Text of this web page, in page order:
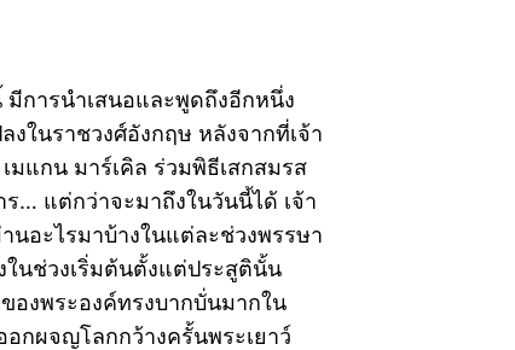
มีการนำเสนอและพูดถึงอีกหนึ่ง
งในราชวงศ์อังกฤษ หลังจากที่เจ้า
มแกน มาร์เคิล ร่วมพิธีเสกสมรส
ร… แต่กว่าจะมาถึงในวันนี้ได้ เจ้า
นอะไรมาบ้างในแต่ละช่วงพรรษา
ในช่วงเริ่มต้นตั้งแต่ประสูตินั้น
องพระองค์ทรงบากบั่นมากใน
อกผจญโลกกว้างครั้นพระเยาว์